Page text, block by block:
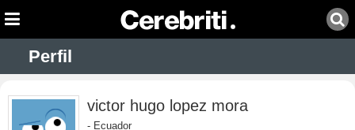
Perfil
victor hugo lopez mora
- Ecuador